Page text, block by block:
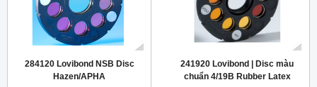
284120 Lovibond NSB Disc
Hazen/APHA
241920 Lovibond | Disc màu
chuẩn 4/19B Rubber Latex